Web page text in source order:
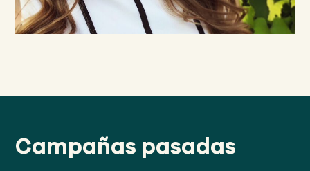
Campañas pasadas